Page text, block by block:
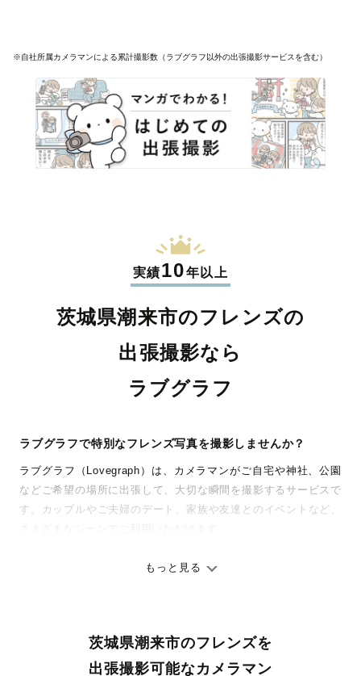
※自社所属カメラマンによる累計撮影数（ラブグラフ以外の出張撮影サービスを含む）
実績10年以上
茨城県潮来市のフレンズの
出張撮影なら
ラブグラフ
ラブグラフで特別なフレンズ写真を撮影しませんか？
ラブグラフ（Lovegraph）は、カメラマンがご自宅や神社、公園
などご希望の場所に出張して、大切な瞬間を撮影するサービスで
す。カップルやご夫婦のデート、家族や友達とのイベントなど、
ありのままの空気感を大切に、何十年経っても見返したくなるよ
料金は全国どこでも一律。わかりやすく安心の価格設定です。オ
リジナルの研修と厳正な審査に合格し、撮影技術やホスピタリテ
もっと見る
茨城県潮来市のフレンズを
出張撮影可能なカメラマン